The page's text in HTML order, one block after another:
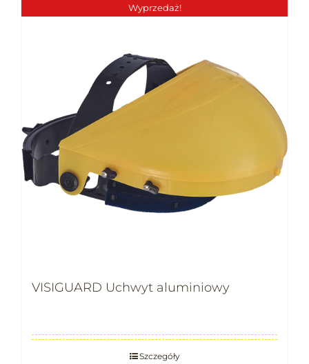
Wyprzedaż!
VISIGUARD Uchwyt aluminiowy
Szczegóły